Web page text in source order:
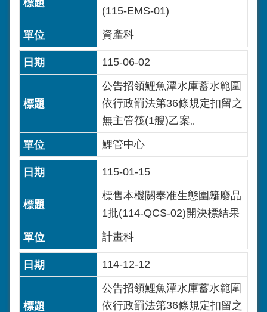
(115-EMS-01)
資產科
115-06-02
公告招領鯉魚潭水庫蓄水範圍
依行政罰法第36條規定扣留之
無主管筏(1艘)乙案。
鯉管中心
115-01-15
標售本機關奉准生態圍籬廢品
1批(114-QCS-02)開決標結果
計畫科
114-12-12
公告招領鯉魚潭水庫蓄水範圍
依行政罰法第36條規定扣留之